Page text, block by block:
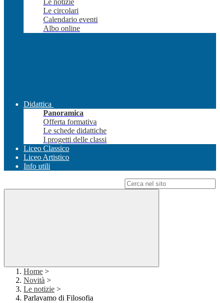
Le notizie
Le circolari
Calendario eventi
Albo online
Didattica
Panoramica
Offerta formativa
Le schede didattiche
I progetti delle classi
Liceo Classico
Liceo Artistico
Info utili
Home >
Novità >
Le notizie >
Parlavamo di Filosofia